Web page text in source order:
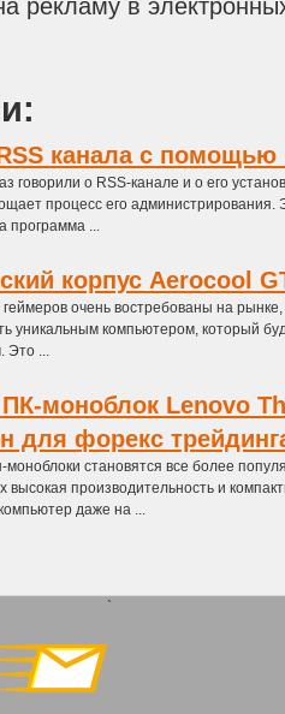
рекламу в
канала с помощью
говорили о RSS-канале и о его
процесс его
программа ...
корпус Aerocool
геймеров очень востребованы на
уникальным компьютером, который
Это ...
моноблок Lenovo
для форекс
становятся все более
высокая производительность и
даже на ...
`